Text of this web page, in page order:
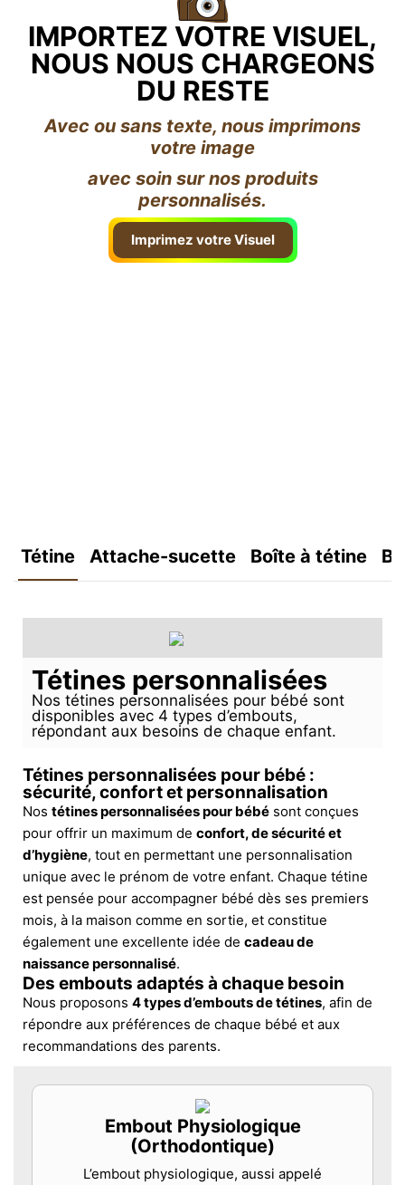
IMPORTEZ VOTRE VISUEL,
NOUS NOUS CHARGEONS
DU RESTE
Avec ou sans texte, nous imprimons
votre image
avec soin sur nos produits
personnalisés.
Imprimez votre Visuel
Tétine Attache-sucette Boîte à tétine
Tétines personnalisées
Nos tétines personnalisées pour bébé sont
disponibles avec 4 types d’embouts,
répondant aux besoins de chaque enfant.
Tétines personnalisées pour bébé :
sécurité, confort et personnalisation
Nos tétines personnalisées pour bébé sont conçues
pour offrir un maximum de confort, de sécurité et
d’hygiène, tout en permettant une personnalisation
unique avec le prénom de votre enfant. Chaque tétine
est pensée pour accompagner bébé dès ses premiers
mois, à la maison comme en sortie, et constitue
également une excellente idée de cadeau de
naissance personnalisé.
Des embouts adaptés à chaque besoin
Nous proposons 4 types d’embouts de tétines, afin de
répondre aux préférences de chaque bébé et aux
recommandations des parents.
Embout Physiologique
(Orthodontique)
L’embout physiologique, aussi appelé